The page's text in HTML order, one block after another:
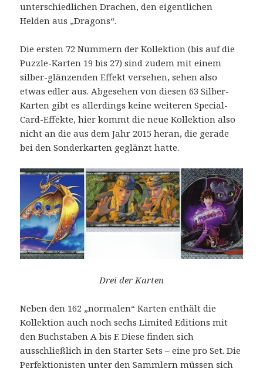
unterschiedlichen Drachen, den eigentlichen
Helden aus „Dragons“.
Die ersten 72 Nummern der Kollektion (bis auf die
Puzzle-Karten 19 bis 27) sind zudem mit einem
silber-glänzenden Effekt versehen, sehen also
etwas edler aus. Abgesehen von diesen 63 Silber-
Karten gibt es allerdings keine weiteren Special-
Card-Effekte, hier kommt die neue Kollektion also
nicht an die aus dem Jahr 2015 heran, die gerade
bei den Sonderkarten geglänzt hatte.
Drei der Karten
Neben den 162 „normalen“ Karten enthält die
Kollektion auch noch sechs Limited Editions mit
den Buchstaben A bis F. Diese finden sich
ausschließlich in den Starter Sets – eine pro Set. Die
Perfektionisten unter den Sammlern müssen sich